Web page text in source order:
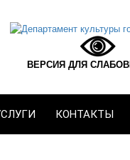
ВЕРСИЯ ДЛЯ
КОНТАКТЫ